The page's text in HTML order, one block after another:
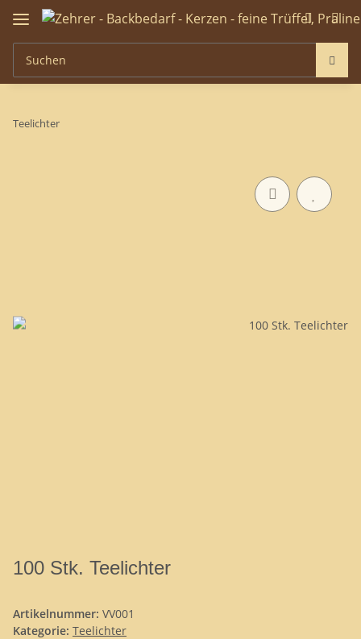
Teelichter
100 Stk. Teelichter
Artikelnummer: VV001
Kategorie: Teelichter